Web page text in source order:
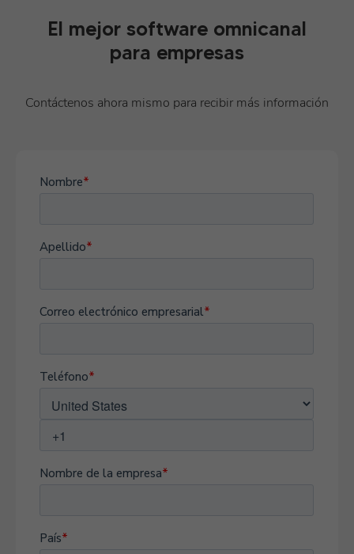
El mejor software omnicanal
para empresas
Contáctenos ahora mismo para recibir más información